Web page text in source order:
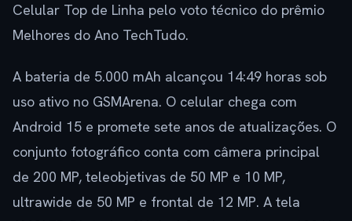
Celular Top de Linha pelo voto técnico do prêmio
Melhores do Ano TechTudo.
A bateria de 5.000 mAh alcançou 14:49 horas sob
uso ativo no GSMArena. O celular chega com
Android 15 e promete sete anos de atualizações. O
conjunto fotográfico conta com câmera principal
de 200 MP, teleobjetivas de 50 MP e 10 MP,
ultrawide de 50 MP e frontal de 12 MP. A tela